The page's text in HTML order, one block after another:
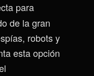
para
de la gran
robots y
esta opción